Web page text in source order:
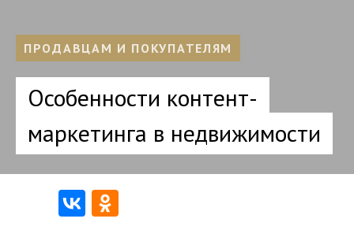
ПРОДАВЦАМ И ПОКУПАТЕЛЯМ
Особенности контент-
маркетинга в недвижимости